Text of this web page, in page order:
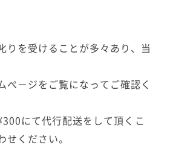
りを受けることが多々あり、当
－ジをご覧になってご確認く
にて代行配送をして頂くこ
ください。